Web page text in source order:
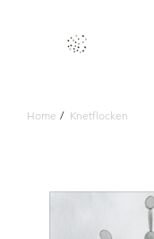
Home / Knetflocken